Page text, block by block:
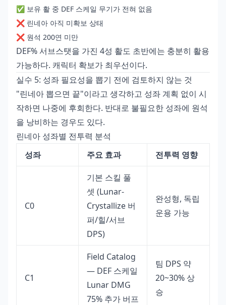
✅ 보유 활 중 DEF 스케일 무기가 전혀 없음
❌ 린네아 아직 미확보 상태
❌ 원석 200연 미만
DEF% 서브스탯을 가진 4성 활도 초반에는 충분히 활용
가능하다. 캐릭터 확보가 최우선이다.
실수 5: 성좌 필요성을 뽑기 전에 검토하지 않는 것
"린네아 뽑으면 끝"이라고 생각하고 성좌 계획 없이 시
작하면 나중에 후회한다. 반대로 불필요한 성좌에 원석
을 낭비하는 경우도 있다.
린네아 성좌별 전투력 분석
성좌
주요 효과 전투력 영향
C0
기본 스킬 풀
셋 (Lunar-
Crystallize 버
퍼/힐/서브
DPS)
완성형, 독립
운용 가능
C1
Field Catalog
— DEF 스케일
Lunar DMG
75% 추가 버프
팀 DPS 약
20~30% 상
승